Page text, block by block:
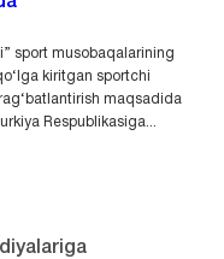
sport musobaqalarining
kiritgan sportchi
maqsadida
Respublikasiga...